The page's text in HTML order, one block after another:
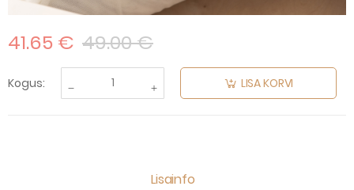
Skip to the beginning of
the images gallery
41.65 € 49.00 €
Kogus: LISA KORVI
Lisainfo